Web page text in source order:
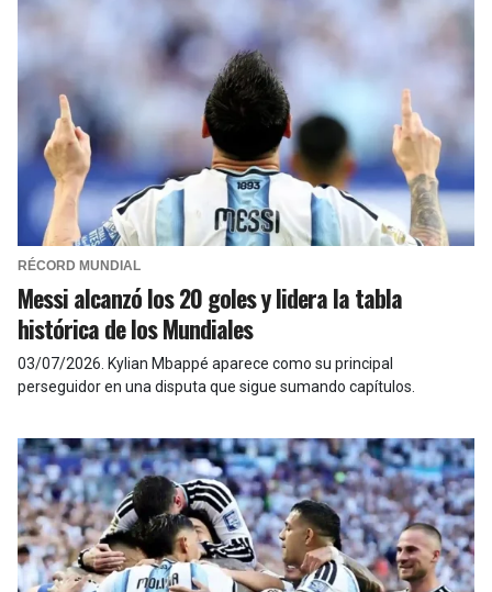
RÉCORD MUNDIAL
Messi alcanzó los 20 goles y lidera la tabla
histórica de los Mundiales
03/07/2026 Kylian Mbappé aparece como su principal
perseguidor en una disputa que sigue sumando capítulos.